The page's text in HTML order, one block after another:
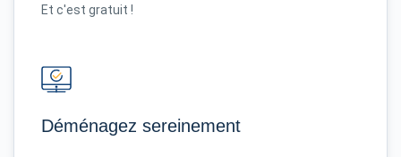
Et c'est gratuit !
Déménagez sereinement